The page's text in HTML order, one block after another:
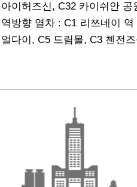
아이허즈신, C32 카이쉬안
역방향 열차 : C1 리쯔네이
얼다이, C5 드림몰, C3 첸전